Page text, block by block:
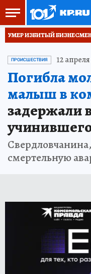
УМЕР ИЗБИТЫЙ
ПРОИСШЕСТВИЯ 12 апреля
Погибла
малыш в
задержали
смертельную